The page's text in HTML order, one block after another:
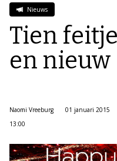
Nieuws
Tien
en nieuw
Naomi Vreeburg
01 januari 2015
13:00